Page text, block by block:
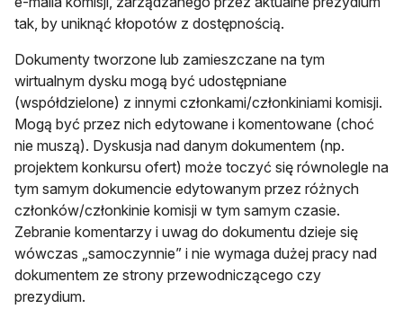
tak, by uniknąć kłopotów z dostępnością.
Dokumenty tworzone lub zamieszczane na tym
wirtualnym dysku mogą być udostępniane
(współdzielone) z innymi członkami/członkiniami komisji.
Mogą być przez nich edytowane i komentowane (choć
nie muszą). Dyskusja nad danym dokumentem (np.
projektem konkursu ofert) może toczyć się równolegle na
tym samym dokumencie edytowanym przez różnych
członków/członkinie komisji w tym samym czasie.
Zebranie komentarzy i uwag do dokumentu dzieje się
wówczas „samoczynnie” i nie wymaga dużej pracy nad
dokumentem ze strony przewodniczącego czy
prezydium.